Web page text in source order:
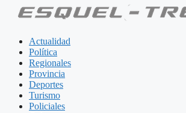
Actualidad
Política
Regionales
Provincia
Deportes
Turismo
Policiales